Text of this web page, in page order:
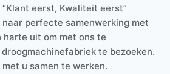
eerst, Kwaliteit eerst”
perfecte samenwerking met
harte uit om met ons te
te bezoeken.
u samen te werken.
Whatsapp